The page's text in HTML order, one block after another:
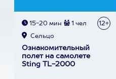
15-20 мин 1 чел 12+
Сельцо
Ознакомительный
полет на самолете
Sting TL-2000